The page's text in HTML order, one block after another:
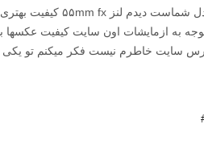
به ازمایشات اون سایت کیفیت عکسها
سایت خاطرم نیست فکر میکنم تو